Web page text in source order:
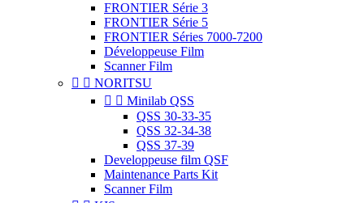
FRONTIER Série 3
FRONTIER Série 5
FRONTIER Séries 7000-7200
Développeuse Film
Scanner Film
  NORITSU
  Minilab QSS
QSS 30-33-35
QSS 32-34-38
QSS 37-39
Developpeuse film QSF
Maintenance Parts Kit
Scanner Film